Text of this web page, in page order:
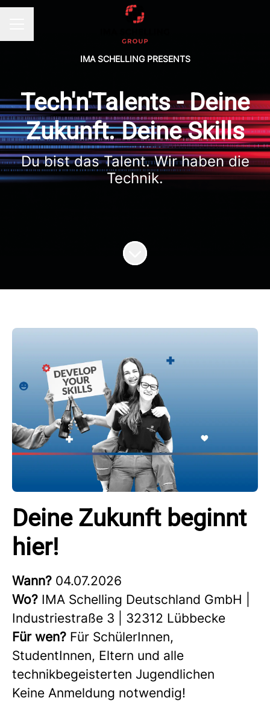
IMA SCHELLING PRESENTS
Tech'n'Talents - Deine
Zukunft. Deine Skills
Du bist das Talent. Wir haben die
Technik.
Zum Inhalt scrollen
Deine Zukunft beginnt
hier!
Wann? 04.07.2026
Wo? IMA Schelling Deutschland GmbH |
Industriestraße 3 | 32312 Lübbecke
Für wen? Für SchülerInnen,
StudentInnen, Eltern und alle
technikbegeisterten Jugendlichen
Keine Anmeldung notwendig!